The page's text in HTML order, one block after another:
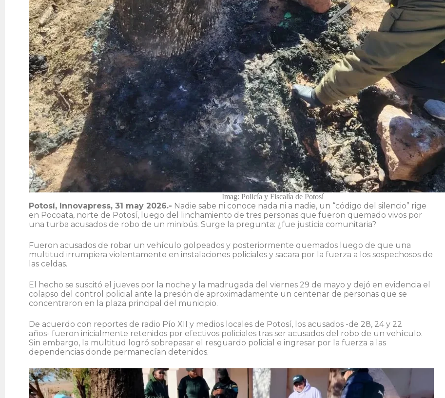
Imag: Policía y Fiscalía de Potosí
Potosí, Innovapress, 31 may 2026.- Nadie sabe ni conoce nada ni a nadie, un “código del silencio” rige
en Pocoata, norte de Potosí, luego del linchamiento de tres personas que fueron quemado vivos por
una turba acusados de robo de un minibús. Surge la pregunta: ¿fue justicia comunitaria?
Fueron acusados de robar un vehículo golpeados y posteriormente quemados luego de que una
multitud irrumpiera violentamente en instalaciones policiales y sacara por la fuerza a los sospechosos de
las celdas.
El hecho se suscitó el jueves por la noche y la madrugada del viernes 29 de mayo y dejó en evidencia el
colapso del control policial ante la presión de aproximadamente un centenar de personas que se
concentraron en la plaza principal del municipio.
De acuerdo con reportes de radio Pío XII y medios locales de Potosí, los acusados -de 28, 24 y 22
años- fueron inicialmente retenidos por efectivos policiales tras ser acusados del robo de un vehículo.
Sin embargo, la multitud logró sobrepasar el resguardo policial e ingresar por la fuerza a las
dependencias donde permanecían detenidos.